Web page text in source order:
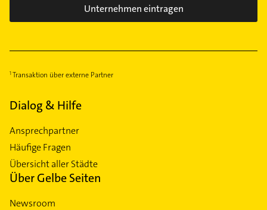
Unternehmen eintragen
Transaktion über externe Partner
Dialog & Hilfe
Ansprechpartner
Häufige Fragen
Übersicht aller Städte
Über Gelbe Seiten
Newsroom